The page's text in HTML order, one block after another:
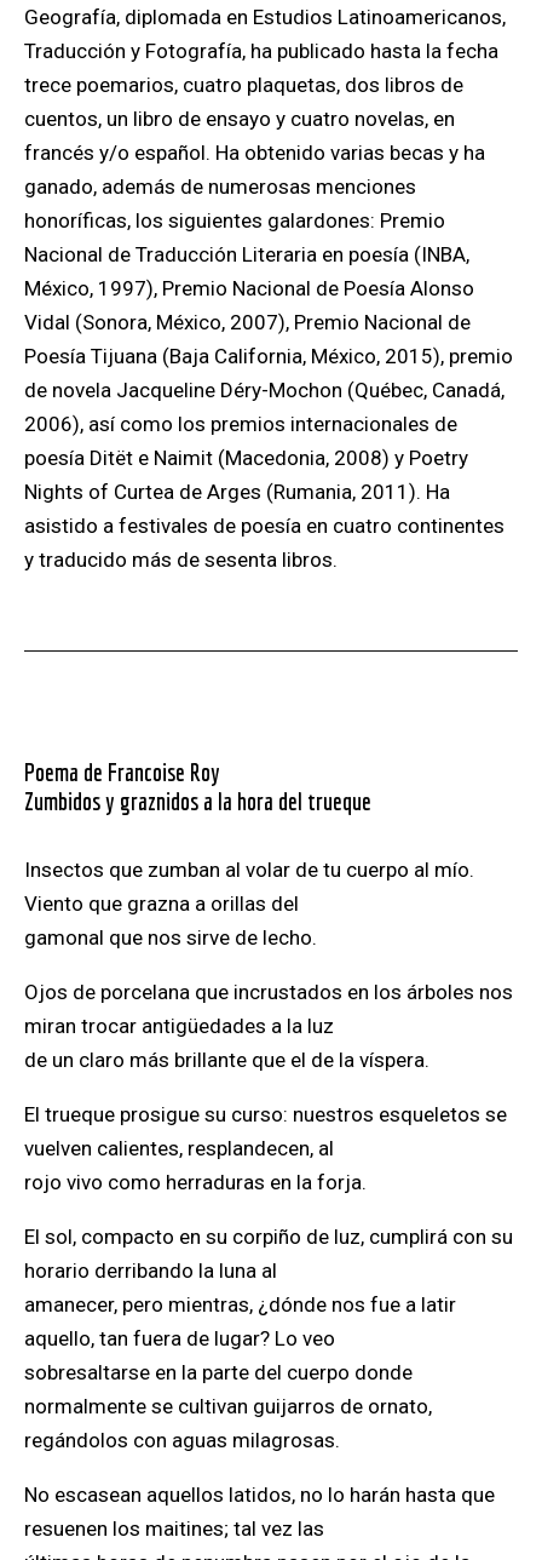
Geografía, diplomada en Estudios Latinoamericanos,
Traducción y Fotografía, ha publicado hasta la fecha
trece poemarios, cuatro plaquetas, dos libros de
cuentos, un libro de ensayo y cuatro novelas, en
francés y/o español. Ha obtenido varias becas y ha
ganado, además de numerosas menciones
honoríficas, los siguientes galardones: Premio
Nacional de Traducción Literaria en poesía (INBA,
México, 1997), Premio Nacional de Poesía Alonso
Vidal (Sonora, México, 2007), Premio Nacional de
Poesía Tijuana (Baja California, México, 2015), premio
de novela Jacqueline Déry-Mochon (Québec, Canadá,
2006), así como los premios internacionales de
poesía Ditët e Naimit (Macedonia, 2008) y Poetry
Nights of Curtea de Arges (Rumania, 2011). Ha
asistido a festivales de poesía en cuatro continentes
y traducido más de sesenta libros.
Poema de Francoise Roy
Zumbidos y graznidos a la hora del trueque
Insectos que zumban al volar de tu cuerpo al mío.
Viento que grazna a orillas del
gamonal que nos sirve de lecho.
Ojos de porcelana que incrustados en los árboles nos
miran trocar antigüedades a la luz
de un claro más brillante que el de la víspera.
El trueque prosigue su curso: nuestros esqueletos se
vuelven calientes, resplandecen, al
rojo vivo como herraduras en la forja.
El sol, compacto en su corpiño de luz, cumplirá con su
horario derribando la luna al
amanecer, pero mientras, ¿dónde nos fue a latir
aquello, tan fuera de lugar? Lo veo
sobresaltarse en la parte del cuerpo donde
normalmente se cultivan guijarros de ornato,
regándolos con aguas milagrosas.
No escasean aquellos latidos, no lo harán hasta que
resuenen los maitines; tal vez las